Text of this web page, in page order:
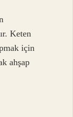
Keten
için
ahşap